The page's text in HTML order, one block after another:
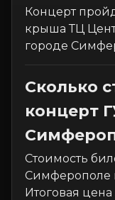
Концерт
крыша ТЦ
городе
Сколько
концерт
Стоимость
Симферополе
Итоговая